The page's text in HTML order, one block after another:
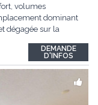
volumes
dominant
dégagée sur la
utile de plus
DEMANDE
D'INFOS